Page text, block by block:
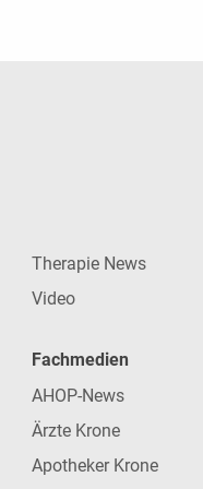
Therapie News
Video
Fachmedien
AHOP-News
Ärzte Krone
Apotheker Krone